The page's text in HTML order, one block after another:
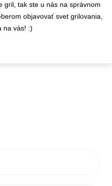
gril, tak ste u nás na správnom
objavovať svet grilovania,
na vás! :)